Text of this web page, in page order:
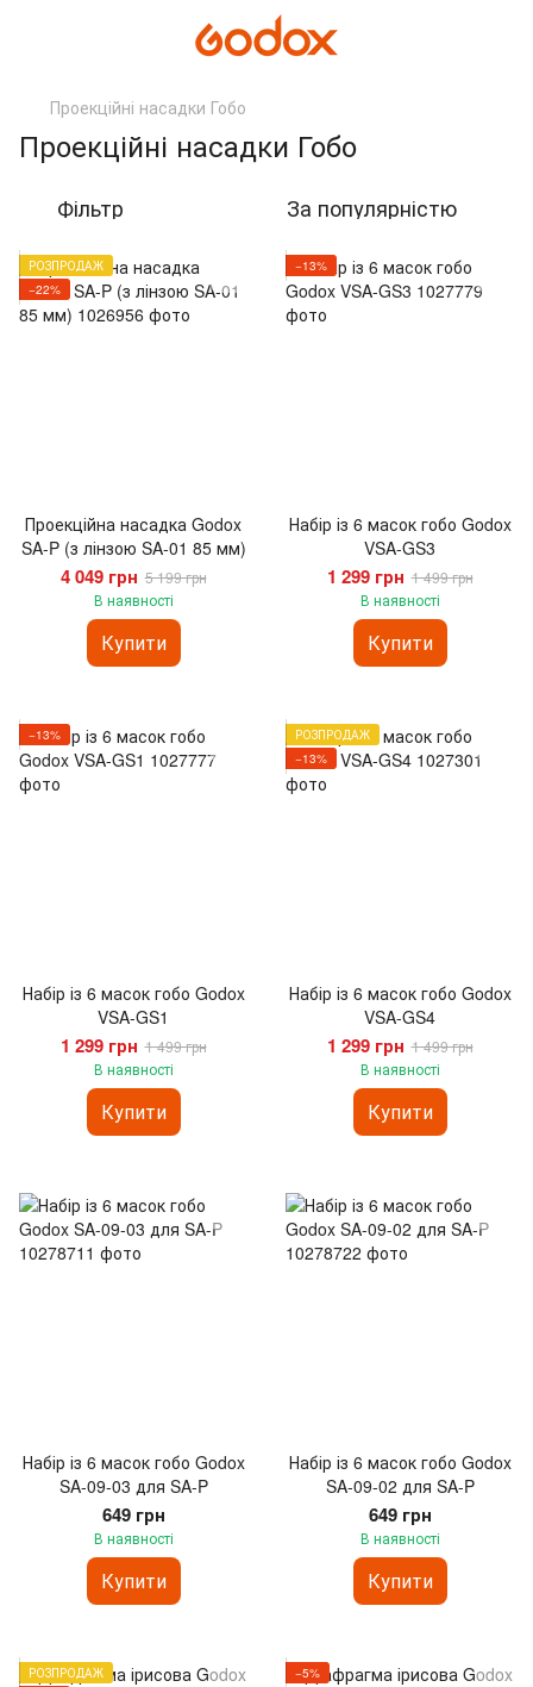
Проекційні насадки Гобо
Проекційні насадки Гобо
Фільтр За популярністю
РОЗПРОДАЖ
−22%
Проекційна насадка Godox
SA-P (з лінзою SA-01 85 мм)
4 049 грн 5 199 грн
В наявності
Купити
−13%
Набір із 6 масок гобо Godox
VSA-GS3
1 299 грн 1 499 грн
В наявності
Купити
−13%
Набір із 6 масок гобо Godox
VSA-GS1
1 299 грн 1 499 грн
В наявності
Купити
РОЗПРОДАЖ
−13%
Набір із 6 масок гобо Godox
VSA-GS4
1 299 грн 1 499 грн
В наявності
Купити
Набір із 6 масок гобо Godox
SA-09-03 для SA-P
649 грн
В наявності
Купити
Набір із 6 масок гобо Godox
SA-09-02 для SA-P
649 грн
В наявності
Купити
РОЗПРОДАЖ
−5%